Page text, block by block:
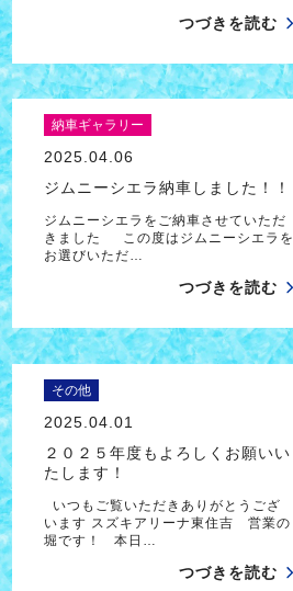
つづきを読む
納車ギャラリー
2025.04.06
ジムニーシエラ納車しました！！
ジムニーシエラをご納車させていただ
きました この度はジムニーシエラを
お選びいただ…
つづきを読む
その他
2025.04.01
２０２５年度もよろしくお願いい
たします！
いつもご覧いただきありがとうござ
います スズキアリーナ東住吉 営業の
堀です！ 本日…
つづきを読む